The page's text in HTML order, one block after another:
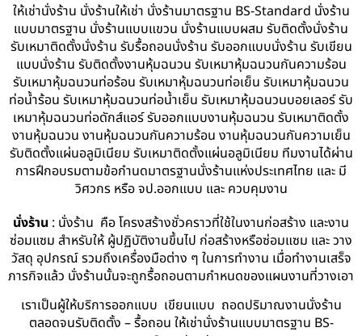
ให้เช่านั่งร้าน นั่งร้านให้เช่า นั่งร้านมาตรฐาน BS-Standard นั่งร้าน
แบบมาตรฐาน นั่งร้านแบบแขวน นั่งร้านแบบผสม รับติดตั้งนั่งร้าน
รับเหมาติดตั้งนั่งร้าน รับรื้อถอนนั่งร้าน รับออกแบบนั่งร้าน รับเขียน
แบบนั่งร้าน รับติดตั้งงานหุ้มฉนวน รับเหมาหุ้มฉนวนกันความร้อน
รับเหมาหุ้มฉนวนท่อร้อน รับเหมาหุ้มฉนวนท่อเย็น รับเหมาหุ้มฉนวน
ท่อน้ำร้อน รับเหมาหุ้มฉนวนท่อน้ำเย็น รับเหมาหุ้มฉนวนบอยเลอร์ รับ
เหมาหุ้มฉนวนท่อดักส์แอร์ รับออกแบบงานหุ้มฉนวน รับเหมาติดตั้ง
งานหุ้มฉนวน งานหุ้มฉนวนกันความร้อน งานหุ้มฉนวนกันความเย็น
รับติดตั้งแผ่นอลูมิเนียม รับเหมาติดตั้งแผ่นอลูมิเนียม ทีมงานได้ผ่าน
การฝึกอบรมตามข้อกำนดมาตรฐานนั่งร้านแห่งประเทศไทย และ มี
วิศวกร หรือ จป.ออกแบบ และ ควบคุมงาน
นั่งร้าน : นั่งร้าน คือ โครงสร้างชั่วคราวที่ใช้ในงานก่อสร้าง และงาน
ซ่อมแซม สำหรับให้ ผู้ปฏิบัติงานขึ้นไป ก่อสร้างหรือซ่อมแซม และ วาง
วัสดุ อุปกรณ์ รวมถึงเครื่องมือต่าง ๆ ในการทำงาน เมื่อทำงานเสร็จ
ภารกิจแล้ว นั่งร้านนั้นจะถูกรื้อถอนตามกำหนดของแผนงานที่วางเอา
เราเป็นผู้ให้บริการออกแบบ เขียนแบบ ถอดปริมาณงานนั่งร้าน
ตลอดจนรับติดตั้ง – รื้อถอน ให้เช่านั่งร้านแบบมาตรฐาน BS-